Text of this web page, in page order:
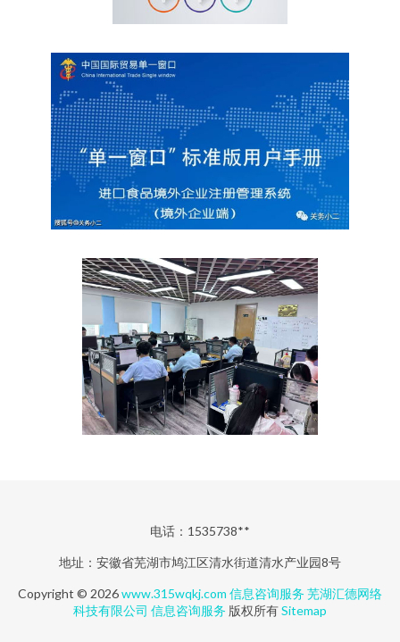
电话：1535738**
地址：安徽省芜湖市鸠江区清水街道清水产业园8号
Copyright © 2026www.315wqkj.com 信息咨询服务 芜湖汇德网络
科技有限公司 信息咨询服务 版权所有Sitemap